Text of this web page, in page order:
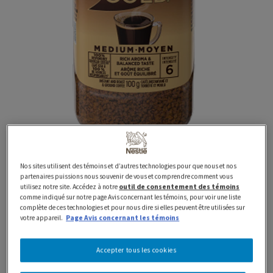
6 x 100gGOLD
Café instantané torréfié et
moulu NESCAFÉ GOLD
Le café torréfié et moulu instantané de qualité
Nos sites utilisent des témoins et d’autres technologies pour que nous et nos
partenaires puissions nous souvenir de vous et comprendre comment vous
utilisez notre site. Accédez à notre outil de consentement des témoins
comme indiqué sur notre page Avis concernant les témoins, pour voir une liste
complète de ces technologies et pour nous dire si elles peuvent être utilisées sur
votre appareil. Page Avis concernant les témoins
Accepter tous les cookies